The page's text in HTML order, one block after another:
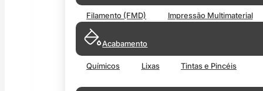
Filamento (FMD) Impressão Multimaterial
Acabamento
Químicos Lixas Tintas e Pincéis